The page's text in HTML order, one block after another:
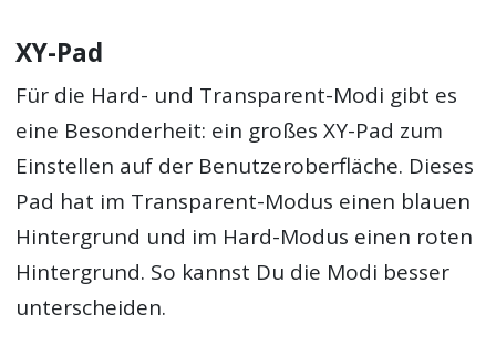
XY-Pad
Für die Hard- und Transparent-Modi gibt es
eine Besonderheit: ein großes XY-Pad zum
Einstellen auf der Benutzeroberfläche. Dieses
Pad hat im Transparent-Modus einen blauen
Hintergrund und im Hard-Modus einen roten
Hintergrund. So kannst Du die Modi besser
unterscheiden.